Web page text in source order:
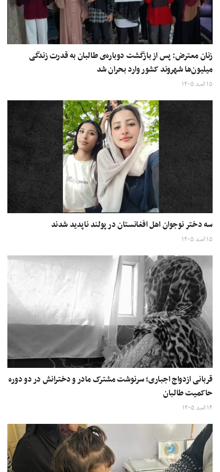
زنان معترض: پس از بازگشت دوباره‌ی طالبان به قدرت زندگی
میلیون‌ها شهروند کشور وارد بحران شد
۱۵ اسد ۱۴۰۵
سه دختر نوجوان اهل افغانستان در پولند ناپدید شدند
۱۵ اسد ۱۴۰۵
قربانی ازدواج اجباری؛ سرنوشت مشترک مادر و دخترانش در دو دوره
حاکمیت طالبان
۱۴ اسد ۱۴۰۵